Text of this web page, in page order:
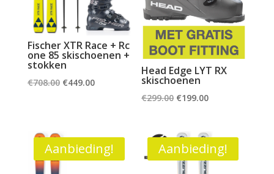
Fischer XTR Race + Rc
one 85 skischoenen +
stokken
€708.00 Oorspronkelijke
€449.00Huidige
Head Edge LYT RX
skischoenen
€299.00 Oorspronkelijke
€299.00.
€199.00Huidige
€199.00.
Aanbieding! Aanbieding!